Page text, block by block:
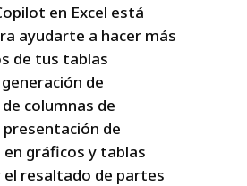
en Excel está
ayudarte a hacer más
de tus tablas
de
columnas de
de
gráficos y tablas
el resaltado de partes